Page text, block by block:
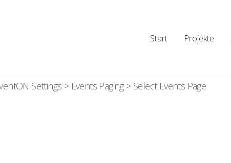
Start Projekte
Settings > Events Paging > Select Events Page